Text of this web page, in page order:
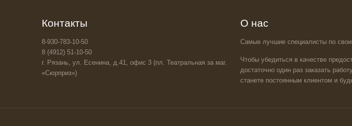
Контакты
8-930-783-10-50
8 (4912) 51-10-50
г. Рязань, ул. Есенина, д.41, офис 3 (пл. Театральная за маг.
«Сюрприз»)
О нас
Самые лучшие специалисты по
Чтобы убедиться в качестве
достаточно один раз заказать
станете постоянным клиентом и